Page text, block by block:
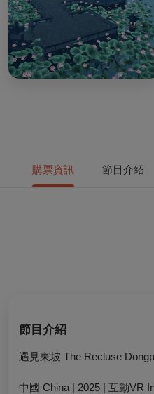
購票資訊 節目介紹
節目介紹
遇見東坡 The Recluse
中國 China | 2025 | 互動VR